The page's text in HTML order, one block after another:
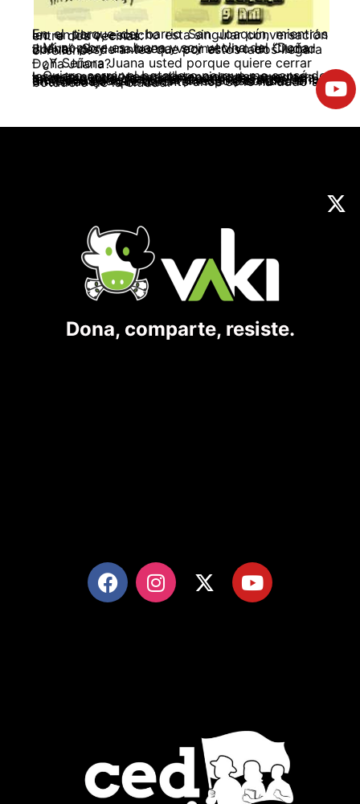
En el parque del barrio San Joaquín, mientras leo un libro, escucho esta singular conversación entre dos vecinas:
– Mi nombre es Juana y soy vecina del “Doña Juana”. ¡Soy una buena vecina! Vivo en Ciudad Bolívar desde antes que por estos lados llegara el relleno.
– ¿Y Señora Juana usted porque quiere cerrar Doña Juana?
– Quiero cerrar el botadero porque me cansé de las comparaciones malintencionadas que me hace la gente. Yo mantengo mi casa arreglada, en orden y de cuando en cuando le hago retoques para que no se me agriete, ni se dañe, a diferencia de lo que al parecer pasa allá arriba en “Doña Juana”. No es mi responsabilidad el “mal manejo” que durante años se le ha dado al botadero de la ciudad.
Dona, comparte, resiste.